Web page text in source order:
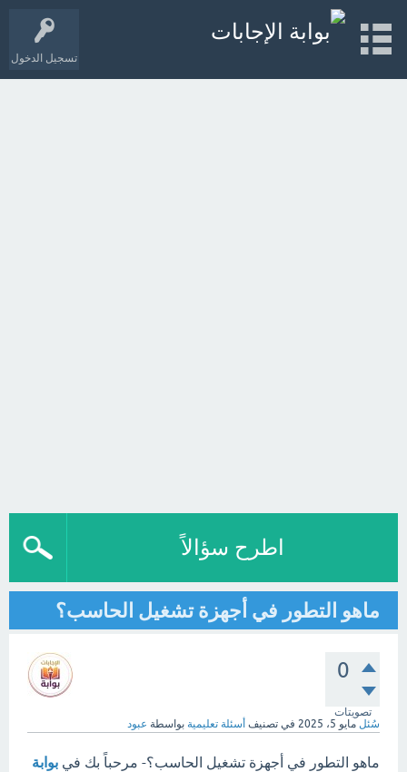
تسجيل الدخول
اطرح سؤالاً
ماهو التطور في أجهزة تشغيل الحاسب؟
0
تصويتات
سُئل مايو 5، 2025 في تصنيف أسئلة تعليمية بواسطة عبود
ماهو التطور في أجهزة تشغيل الحاسب؟- مرحباً بك في بوابة